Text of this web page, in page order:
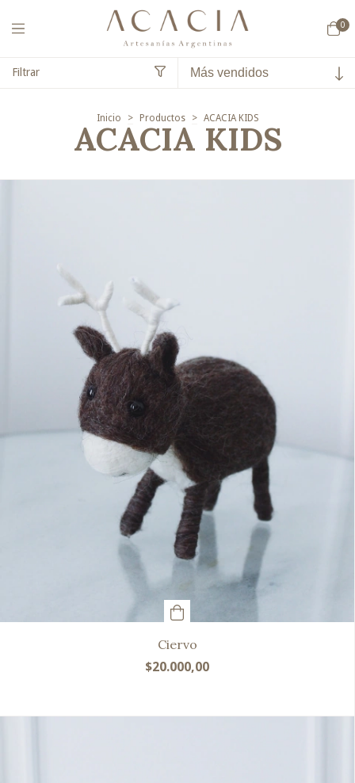
0
Filtrar
Inicio > Productos > ACACIA KIDS
ACACIA KIDS
Ciervo
$20.000,00